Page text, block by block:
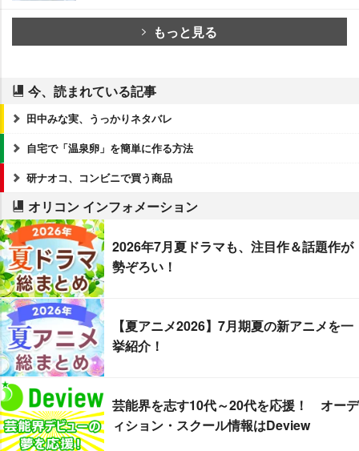
もっと見る
今、読まれている記事
田中みな実、うっかりネタバレ
自宅で「温泉卵」を簡単に作る方法
研ナオコ、コンビニで買う商品
オリコン インフォメーション
2026年7月夏ドラマも、注目作＆話題作が
勢ぞろい！
【夏アニメ2026】7月期夏の新アニメを一
挙紹介！
芸能界を志す10代～20代を応援！ オーデ
ィション・スクール情報はDeview